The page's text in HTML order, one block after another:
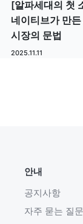
[알파세대의 첫
네이티브가 만
시장의 문법
2025.11.11
안내
공지사항
자주 묻는 질문